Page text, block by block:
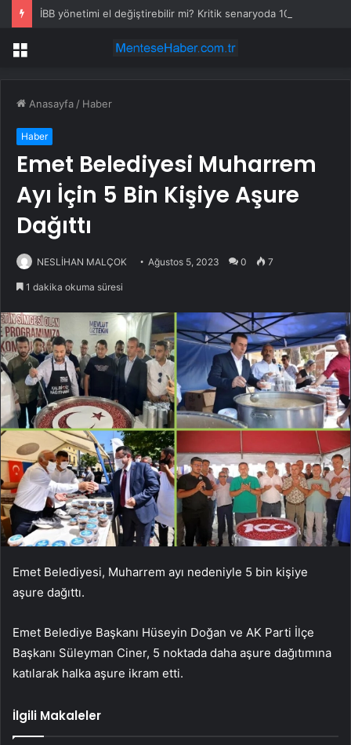
Menü
Anasayfa / Haber
Haber
Emet Belediyesi Muharrem
Ayı İçin 5 Bin Kişiye Aşure
Dağıttı
NESLİHAN MALÇOK Ağustos 5, 2023 0 7
1 dakika okuma süresi
Emet Belediyesi, Muharrem ayı nedeniyle 5 bin kişiye
aşure dağıttı.
Emet Belediye Başkanı Hüseyin Doğan ve AK Parti İlçe
Başkanı Süleyman Ciner, 5 noktada daha aşure dağıtımına
katılarak halka aşure ikram etti.
İlgili Makaleler